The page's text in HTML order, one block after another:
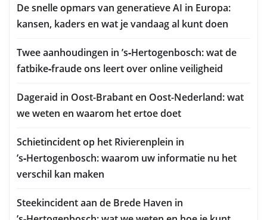
De snelle opmars van generatieve AI in Europa:
kansen, kaders en wat je vandaag al kunt doen
Twee aanhoudingen in ’s‑Hertogenbosch: wat de
fatbike‑fraude ons leert over online veiligheid
Dageraid in Oost-Brabant en Oost-Nederland: wat
we weten en waarom het ertoe doet
Schietincident op het Rivierenplein in
’s‑Hertogenbosch: waarom uw informatie nu het
verschil kan maken
Steekincident aan de Brede Haven in